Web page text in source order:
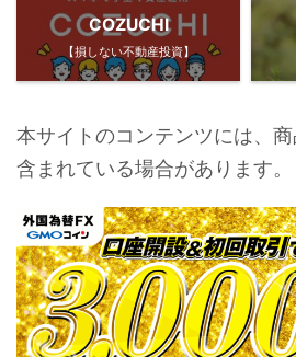
COZUCHI
【損しない不動産投資】
本サイトのコンテンツには、
含まれている場合があります。